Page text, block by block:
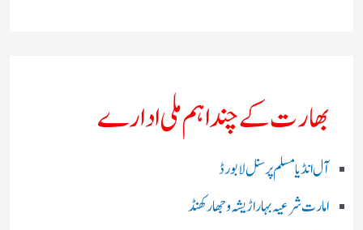
بھارت کے چند اہم ملی ادارے
آل انڈیا مسلم پرسنل لا بورڈ
امارت شرعیہ بہار اڑیشہ و جھارکھنڈ